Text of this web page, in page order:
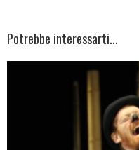
Potrebbe interessarti...